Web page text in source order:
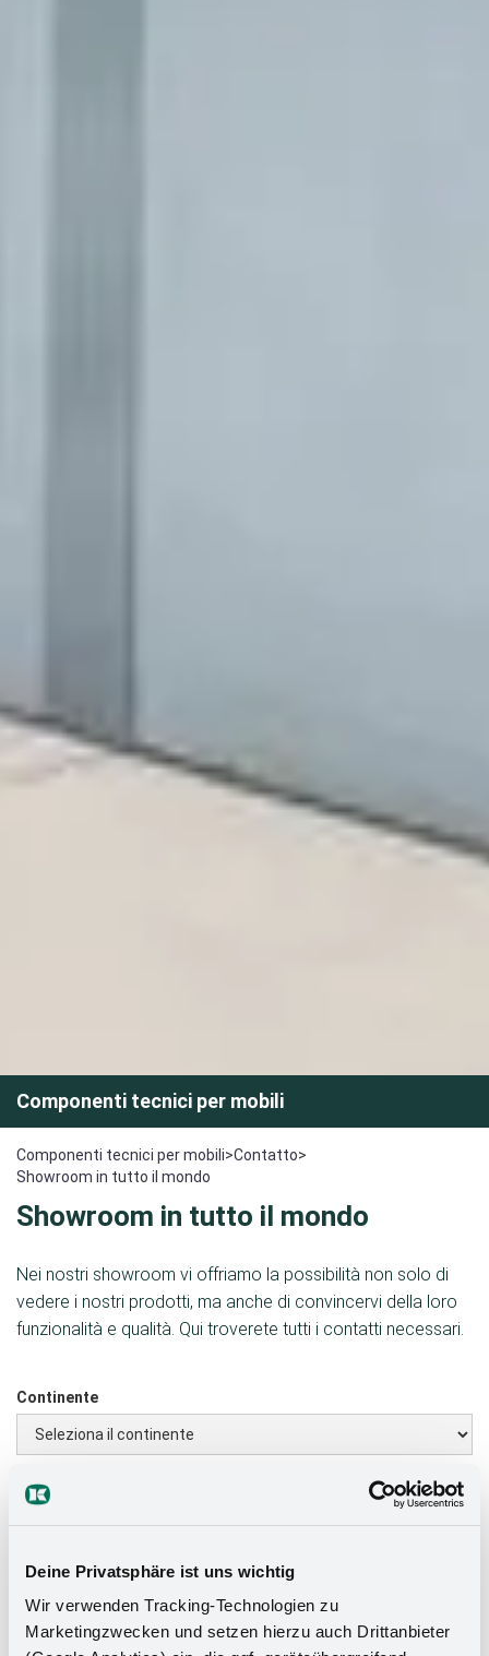
Deine Privatsphäre ist uns wichtig
Wir verwenden Tracking-Technologien zu
Marketingzwecken und setzen hierzu auch Drittanbieter
Componenti tecnici per mobili
Componenti tecnici per mobili>Contatto>
Showroom in tutto il mondo
Showroom in tutto il mondo
Nei nostri showroom vi offriamo la possibilità non solo di
vedere i nostri prodotti, ma anche di convincervi della loro
funzionalità e qualità. Qui troverete tutti i contatti necessari.
Continente
Mercato
Il convenuto Knikk AS
Kobbervikdalen 75